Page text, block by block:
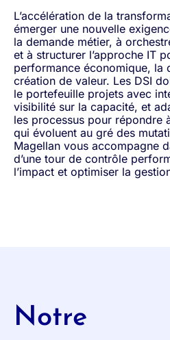
L’accélération de la
émerger une nouvelle
la demande métier, à
et à structurer l’approche IT
performance économique, la
création de valeur. Les DSI
le portefeuille projets avec
visibilité sur la capacité, et
les processus pour répondre
qui évoluent au gré des
Magellan vous accompagne
d’une tour de contrôle
l’impact et optimiser la
Notre